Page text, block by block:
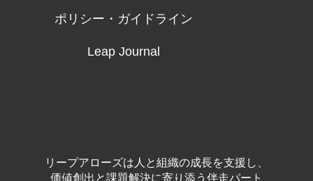
ポリシー・ガイドライン
Leap Journal
リープアローズは人と組織の成長を支援し、
価値創出と課題解決に寄り添う伴走パート